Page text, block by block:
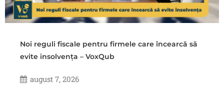
Noi reguli fiscale pentru firmele care încearcă să
evite insolvența – VoxQub
august 7, 2026